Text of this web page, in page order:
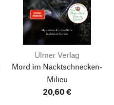
Ulmer Verlag
Mord im Nacktschnecken-
Milieu
20,60 €